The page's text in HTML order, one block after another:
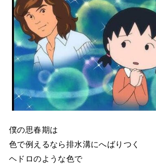
僕の思春期は
色で例えるなら排水溝にへばりつく
ヘドロのような色で